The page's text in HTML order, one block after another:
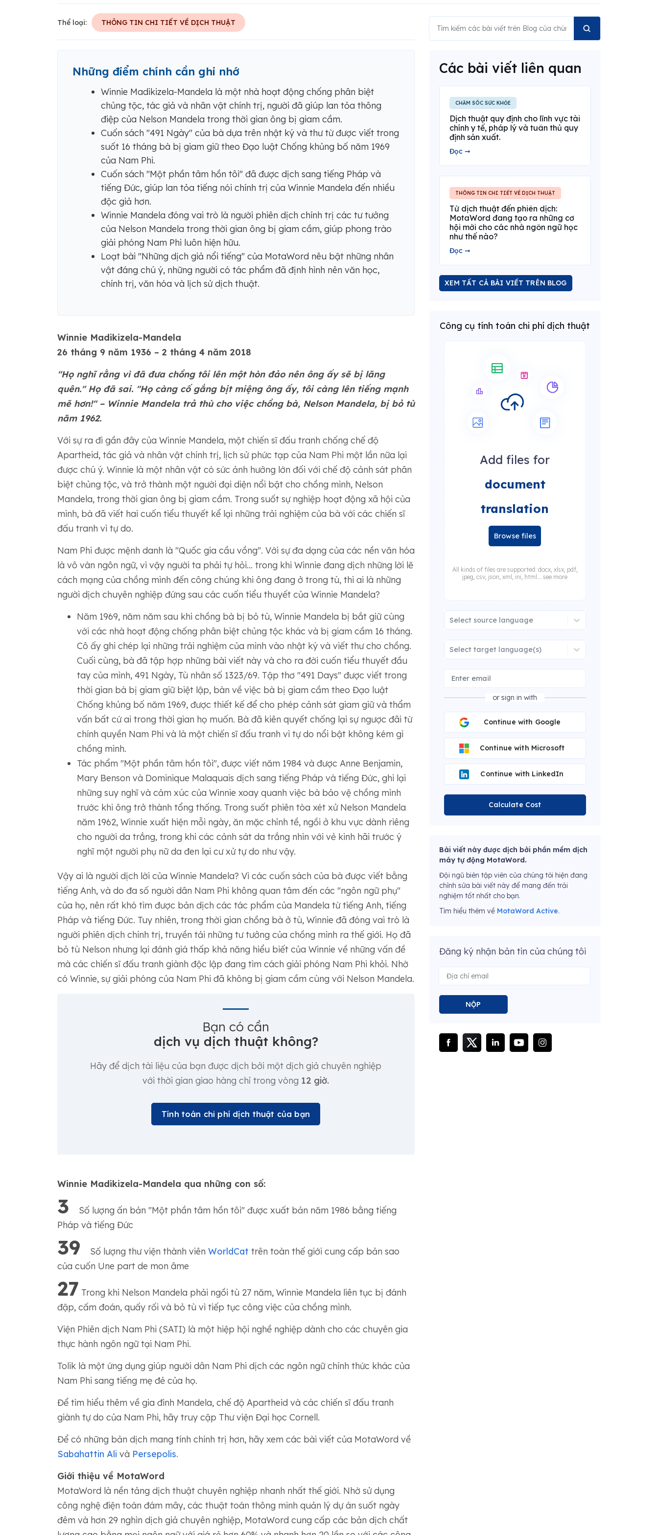
Thể loại: THÔNG TIN CHI TIẾT VỀ DỊCH THUẬT
Những điểm chính cần ghi nhớ
Winnie Madikizela-Mandela là một nhà hoạt động chống phân biệt
chủng tộc, tác giả và nhân vật chính trị, người đã giúp lan tỏa thông
điệp của Nelson Mandela trong thời gian ông bị giam cầm.
Cuốn sách "491 Ngày" của bà dựa trên nhật ký và thư từ được viết trong
suốt 16 tháng bà bị giam giữ theo Đạo luật Chống khủng bố năm 1969
của Nam Phi.
Cuốn sách "Một phần tâm hồn tôi" đã được dịch sang tiếng Pháp và
tiếng Đức, giúp lan tỏa tiếng nói chính trị của Winnie Mandela đến nhiều
độc giả hơn.
Winnie Mandela đóng vai trò là người phiên dịch chính trị các tư tưởng
của Nelson Mandela trong thời gian ông bị giam cầm, giúp phong trào
giải phóng Nam Phi luôn hiện hữu.
Loạt bài "Những dịch giả nổi tiếng" của MotaWord nêu bật những nhân
vật đáng chú ý, những người có tác phẩm đã định hình nên văn học,
chính trị, văn hóa và lịch sử dịch thuật.
Winnie Madikizela-Mandela
26 tháng 9 năm 1936 – 2 tháng 4 năm 2018
"Họ nghĩ rằng vì đã đưa chồng tôi lên một hòn đảo nên ông ấy sẽ bị lãng
quên." Họ đã sai. "Họ càng cố gắng bịt miệng ông ấy, tôi càng lên tiếng mạnh
mẽ hơn!" – Winnie Mandela trả thù cho việc chồng bà, Nelson Mandela, bị bỏ tù
năm 1962.
Với sự ra đi gần đây của Winnie Mandela, một chiến sĩ đấu tranh chống chế độ
Apartheid, tác giả và nhân vật chính trị, lịch sử phức tạp của Nam Phi một lần nữa lại
được chú ý. Winnie là một nhân vật có sức ảnh hưởng lớn đối với chế độ cảnh sát phân
biệt chủng tộc, và trở thành một người đại diện nổi bật cho chồng mình, Nelson
Mandela, trong thời gian ông bị giam cầm. Trong suốt sự nghiệp hoạt động xã hội của
mình, bà đã viết hai cuốn tiểu thuyết kể lại những trải nghiệm của bà với các chiến sĩ
đấu tranh vì tự do.
Nam Phi được mệnh danh là "Quốc gia cầu vồng". Với sự đa dạng của các nền văn hóa
là vô vàn ngôn ngữ, vì vậy người ta phải tự hỏi... trong khi Winnie đang dịch những lời lẽ
cách mạng của chồng mình đến công chúng khi ông đang ở trong tù, thì ai là những
người dịch chuyên nghiệp đứng sau các cuốn tiểu thuyết của Winnie Mandela?
Năm 1969, năm năm sau khi chồng bà bị bỏ tù, Winnie Mandela bị bắt giữ cùng
với các nhà hoạt động chống phân biệt chủng tộc khác và bị giam cầm 16 tháng.
Cô ấy ghi chép lại những trải nghiệm của mình vào nhật ký và viết thư cho chồng.
Cuối cùng, bà đã tập hợp những bài viết này và cho ra đời cuốn tiểu thuyết đầu
tay của mình, 491 Ngày, Tù nhân số 1323/69. Tập thơ "491 Days" được viết trong
thời gian bà bị giam giữ biệt lập, bàn về việc bà bị giam cầm theo Đạo luật
Chống khủng bố năm 1969, được thiết kế để cho phép cảnh sát giam giữ và thẩm
vấn bất cứ ai trong thời gian họ muốn. Bà đã kiên quyết chống lại sự ngược đãi từ
chính quyền Nam Phi và là một chiến sĩ đấu tranh vì tự do nổi bật không kém gì
chồng mình.
Tác phẩm "Một phần tâm hồn tôi", được viết năm 1984 và được Anne Benjamin,
Mary Benson và Dominique Malaquais dịch sang tiếng Pháp và tiếng Đức, ghi lại
những suy nghĩ và cảm xúc của Winnie xoay quanh việc bà bảo vệ chồng mình
trước khi ông trở thành tổng thống. Trong suốt phiên tòa xét xử Nelson Mandela
năm 1962, Winnie xuất hiện mỗi ngày, ăn mặc chỉnh tề, ngồi ở khu vực dành riêng
cho người da trắng, trong khi các cảnh sát da trắng nhìn với vẻ kinh hãi trước ý
nghĩ một người phụ nữ da đen lại cư xử tự do như vậy.
Vậy ai là người dịch lời của Winnie Mandela? Vì các cuốn sách của bà được viết bằng
tiếng Anh, và do đa số người dân Nam Phi không quan tâm đến các "ngôn ngữ phụ"
của họ, nên rất khó tìm được bản dịch các tác phẩm của Mandela từ tiếng Anh, tiếng
Pháp và tiếng Đức. Tuy nhiên, trong thời gian chồng bà ở tù, Winnie đã đóng vai trò là
người phiên dịch chính trị, truyền tải những tư tưởng của chồng mình ra thế giới. Họ đã
bỏ tù Nelson nhưng lại đánh giá thấp khả năng hiểu biết của Winnie về những vấn đề
mà các chiến sĩ đấu tranh giành độc lập đang tìm cách giải phóng Nam Phi khỏi. Nhờ
có Winnie, sự giải phóng của Nam Phi đã không bị giam cầm cùng với Nelson Mandela.
Bạn có cần
dịch vụ dịch thuật không?
Hãy để dịch tài liệu của bạn được dịch bởi một dịch giả chuyên nghiệp
với thời gian giao hàng chỉ trong vòng 12 giờ.
Tính toán chi phí dịch thuật của bạn
Winnie Madikizela-Mandela qua những con số:
3 Số lượng ấn bản "Một phần tâm hồn tôi" được xuất bản năm 1986 bằng tiếng
Pháp và tiếng Đức
39 Số lượng thư viện thành viên WorldCat trên toàn thế giới cung cấp bản sao
của cuốn Une part de mon âme
27 Trong khi Nelson Mandela phải ngồi tù 27 năm, Winnie Mandela liên tục bị đánh
đập, cấm đoán, quấy rối và bỏ tù vì tiếp tục công việc của chồng mình.
Viện Phiên dịch Nam Phi (SATI) là một hiệp hội nghề nghiệp dành cho các chuyên gia
thực hành ngôn ngữ tại Nam Phi.
Tolik là một ứng dụng giúp người dân Nam Phi dịch các ngôn ngữ chính thức khác của
Nam Phi sang tiếng mẹ đẻ của họ.
Để tìm hiểu thêm về gia đình Mandela, chế độ Apartheid và các chiến sĩ đấu tranh
giành tự do của Nam Phi, hãy truy cập Thư viện Đại học Cornell.
Để có những bản dịch mang tính chính trị hơn, hãy xem các bài viết của MotaWord về
Sabahattin Ali và Persepolis.
Giới thiệu về MotaWord
MotaWord là nền tảng dịch thuật chuyên nghiệp nhanh nhất thế giới. Nhờ sử dụng
công nghệ điện toán đám mây, các thuật toán thông minh quản lý dự án suốt ngày
đêm và hơn 29 nghìn dịch giả chuyên nghiệp, MotaWord cung cấp các bản dịch chất
Các bài viết liên quan
CHĂM SÓC SỨC KHỎE
Dịch thuật quy định cho lĩnh vực tài
chính y tế, pháp lý và tuân thủ quy
định sản xuất.
Đọc ➞
THÔNG TIN CHI TIẾT VỀ DỊCH THUẬT
Từ dịch thuật đến phiên dịch:
MotaWord đang tạo ra những cơ
hội mới cho các nhà ngôn ngữ học
như thế nào?
Đọc ➞
XEM TẤT CẢ BÀI VIẾT TRÊN BLOG
Công cụ tính toán chi phí dịch thuật
Add files for
document
translation
Browse files
All kinds of files are supported: docx, xlsx, pdf,
jpeg, csv, json, xml, ini, html... see more
Select source language
Select target language(s)
or sign in with
Continue with Google
Continue with Microsoft
Continue with LinkedIn
Calculate Cost
Bài viết này được dịch bởi phần mềm dịch
máy tự động MotaWord.
Đội ngũ biên tập viên của chúng tôi hiện đang
chỉnh sửa bài viết này để mang đến trải
nghiệm tốt nhất cho bạn.
Tìm hiểu thêm về MotaWord Active.
Đăng ký nhận bản tin của chúng tôi
NỘP